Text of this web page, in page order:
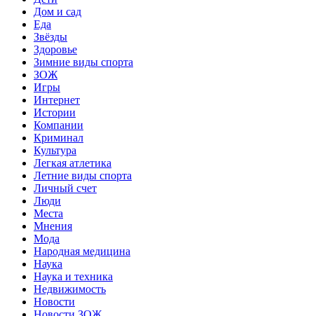
Дом и сад
Еда
Звёзды
Здоровье
Зимние виды спорта
ЗОЖ
Игры
Интернет
Истории
Компании
Криминал
Культура
Легкая атлетика
Летние виды спорта
Личный счет
Люди
Места
Мнения
Мода
Народная медицина
Наука
Наука и техника
Недвижимость
Новости